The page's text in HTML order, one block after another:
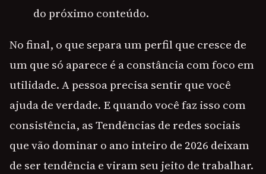
do próximo conteúdo.
No final, o que separa um perfil que cresce de
um que só aparece é a constância com foco em
utilidade. A pessoa precisa sentir que você
ajuda de verdade. E quando você faz isso com
consistência, as Tendências de redes sociais
que vão dominar o ano inteiro de 2026 deixam
de ser tendência e viram seu jeito de trabalhar.